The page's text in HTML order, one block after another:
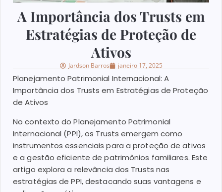
A Importância dos Trusts em
Estratégias de Proteção de
Ativos
Jardson Barros janeiro 17, 2025
Planejamento Patrimonial Internacional: A
Importância dos Trusts em Estratégias de Proteção
de Ativos
No contexto do Planejamento Patrimonial
Internacional (PPI), os Trusts emergem como
instrumentos essenciais para a proteção de ativos
e a gestão eficiente de patrimônios familiares. Este
artigo explora a relevância dos Trusts nas
estratégias de PPI, destacando suas vantagens e